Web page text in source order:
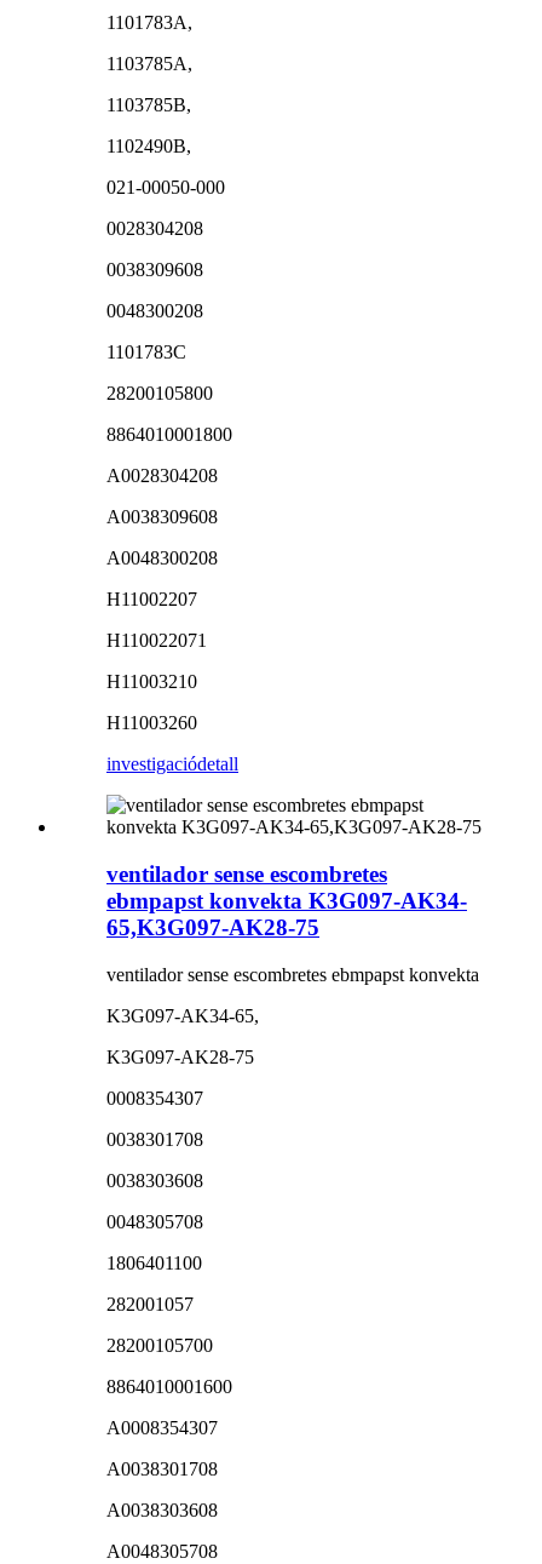
1101783A,
1103785A,
1103785B,
1102490B,
021-00050-000
0028304208
0038309608
0048300208
1101783C
28200105800
8864010001800
A0028304208
A0038309608
A0048300208
H11002207
H110022071
H11003210
H11003260
investigaciódetall
ventilador sense escombretes
ebmpapst konvekta K3G097-AK34-
65,K3G097-AK28-75
ventilador sense escombretes ebmpapst konvekta
K3G097-AK34-65,
K3G097-AK28-75
0008354307
0038301708
0038303608
0048305708
1806401100
282001057
28200105700
8864010001600
A0008354307
A0038301708
A0038303608
A0048305708